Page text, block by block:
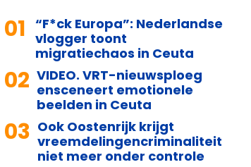
01 “F*ck Europa”: Nederlandse
vlogger toont
migratiechaos in Ceuta
02 VIDEO. VRT-nieuwsploeg
ensceneert emotionele
beelden in Ceuta
03 Ook Oostenrijk krijgt
vreemdelingencriminaliteit
niet meer onder controle